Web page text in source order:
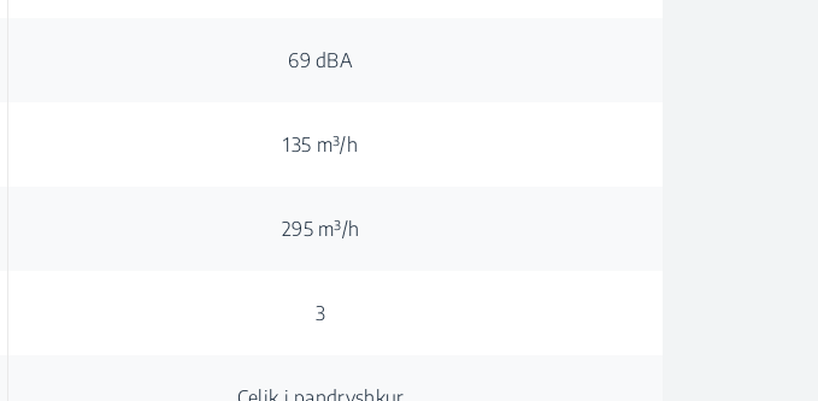
69 dBA
135 m³/h
295 m³/h
3